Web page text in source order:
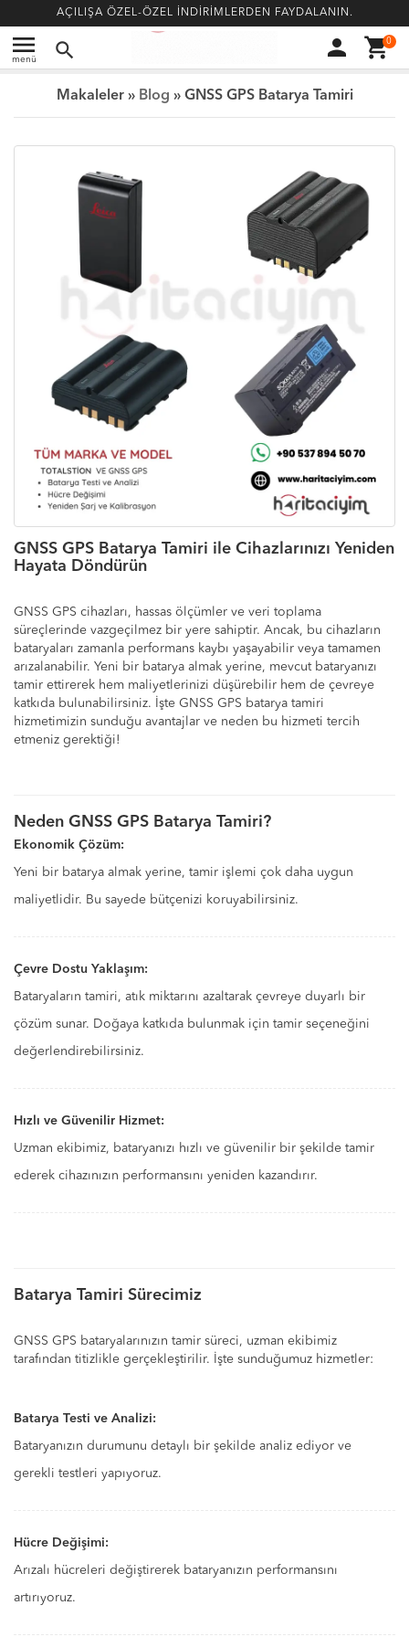
AÇILIŞA ÖZEL-ÖZEL İNDİRİMLERDEN FAYDALANIN.
menu
menü search person shopping_cart0
Makaleler » Blog » GNSS GPS Batarya Tamiri
GNSS GPS Batarya Tamiri ile Cihazlarınızı Yeniden
Hayata Döndürün
GNSS GPS cihazları, hassas ölçümler ve veri toplama
süreçlerinde vazgeçilmez bir yere sahiptir. Ancak, bu cihazların
bataryaları zamanla performans kaybı yaşayabilir veya tamamen
arızalanabilir. Yeni bir batarya almak yerine, mevcut bataryanızı
tamir ettirerek hem maliyetlerinizi düşürebilir hem de çevreye
katkıda bulunabilirsiniz. İşte GNSS GPS batarya tamiri
hizmetimizin sunduğu avantajlar ve neden bu hizmeti tercih
etmeniz gerektiği!
Neden GNSS GPS Batarya Tamiri?
Ekonomik Çözüm:
Yeni bir batarya almak yerine, tamir işlemi çok daha uygun
maliyetlidir. Bu sayede bütçenizi koruyabilirsiniz.
Çevre Dostu Yaklaşım:
Bataryaların tamiri, atık miktarını azaltarak çevreye duyarlı bir
çözüm sunar. Doğaya katkıda bulunmak için tamir seçeneğini
değerlendirebilirsiniz.
Hızlı ve Güvenilir Hizmet:
Uzman ekibimiz, bataryanızı hızlı ve güvenilir bir şekilde tamir
ederek cihazınızın performansını yeniden kazandırır.
Batarya Tamiri Sürecimiz
GNSS GPS bataryalarınızın tamir süreci, uzman ekibimiz
tarafından titizlikle gerçekleştirilir. İşte sunduğumuz hizmetler:
Batarya Testi ve Analizi:
Bataryanızın durumunu detaylı bir şekilde analiz ediyor ve
gerekli testleri yapıyoruz.
Hücre Değişimi:
Arızalı hücreleri değiştirerek bataryanızın performansını
artırıyoruz.